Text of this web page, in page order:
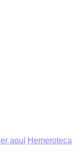
aquí Hemeroteca